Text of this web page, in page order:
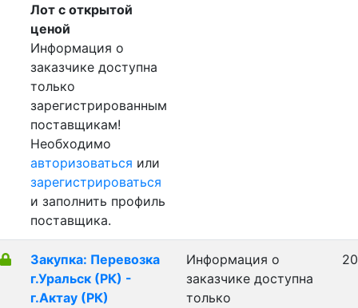
Лот с открытой
ценой
Информация о
заказчике доступна
только
зарегистрированным
поставщикам!
Необходимо
авторизоваться или
зарегистрироваться
и заполнить профиль
поставщика.
Закупка: Перевозка
г.Уральск (РК) -
г.Актау (РК)
Информация о
заказчике доступна
только